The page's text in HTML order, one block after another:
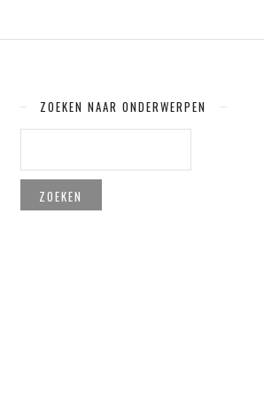
ZOEKEN NAAR ONDERWERPEN